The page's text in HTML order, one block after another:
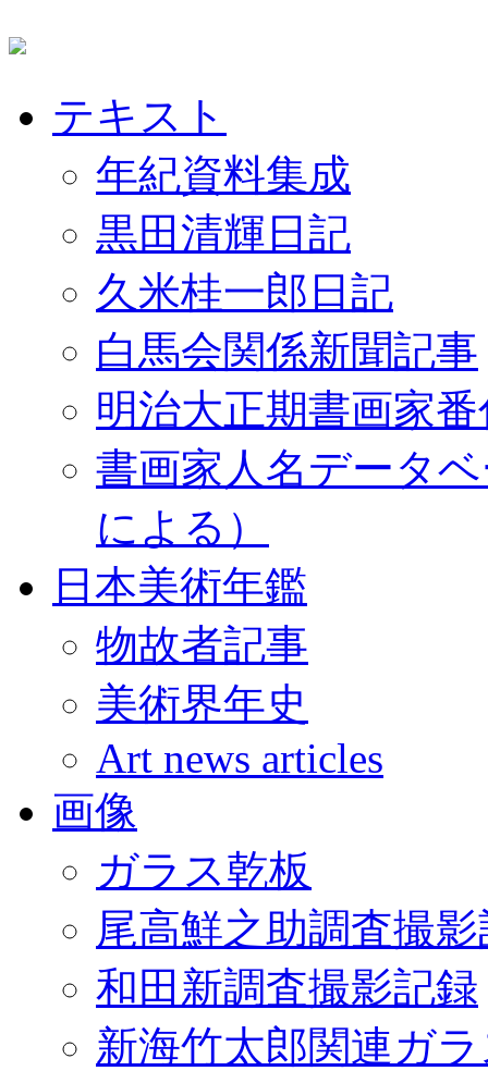
テキスト
年紀資料集成
黒田清輝日記
久米桂一郎日記
白馬会関係新聞記事
明治大正期書画家
書画家人名データ
による）
日本美術年鑑
物故者記事
美術界年史
Art news articles
画像
ガラス乾板
尾高鮮之助調査撮
和田新調査撮影記録
新海竹太郎関連ガ